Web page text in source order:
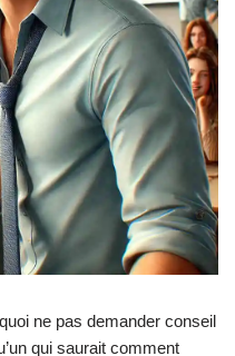
ne pas demander conseil
qui saurait comment